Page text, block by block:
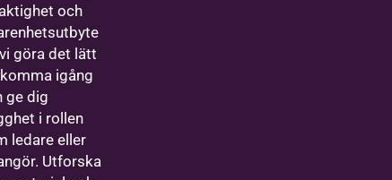
och
göra det lätt
igång
ge dig
i rollen
ledare eller
Utforska